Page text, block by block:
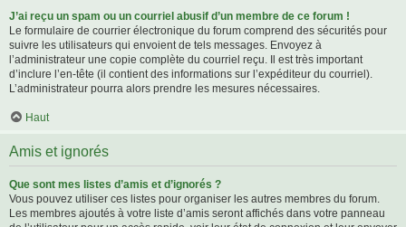
J’ai reçu un spam ou un courriel abusif d’un membre de ce forum !
Le formulaire de courrier électronique du forum comprend des sécurités pour
suivre les utilisateurs qui envoient de tels messages. Envoyez à
l’administrateur une copie complète du courriel reçu. Il est très important
d’inclure l’en-tête (il contient des informations sur l’expéditeur du courriel).
L’administrateur pourra alors prendre les mesures nécessaires.
Haut
Amis et ignorés
Que sont mes listes d’amis et d’ignorés ?
Vous pouvez utiliser ces listes pour organiser les autres membres du forum.
Les membres ajoutés à votre liste d’amis seront affichés dans votre panneau